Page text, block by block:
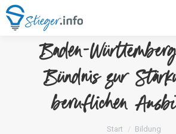
Baden-
Bündnis zur
beruflichen
Sie befinden sich hier:Start
Bildung